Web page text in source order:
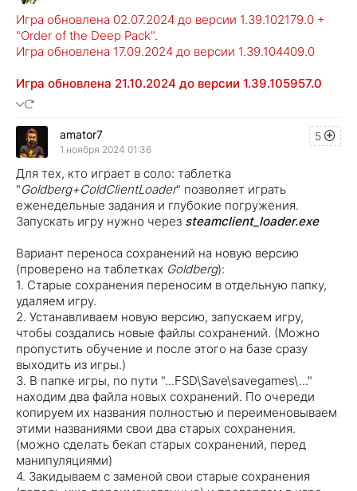
Игра обновлена 02.07.2024 до версии 1.39.102179.0 +
"Order of the Deep Pack".
Игра обновлена 17.09.2024 до версии 1.39.104409.0
Игра обновлена 21.10.2024 до версии 1.39.105957.0
5
amator7
1 ноября 2024 01:36
Для тех, кто играет в соло: таблетка
"Goldberg+ColdClientLoader" позволяет играть
еженедельные задания и глубокие погружения.
Запускать игру нужно через steamclient_loader.exe
Вариант переноса сохранений на новую версию
(проверено на таблетках Goldberg):
1. Старые сохранения переносим в отдельную папку,
удаляем игру.
2. Устанавливаем новую версию, запускаем игру,
чтобы создались новые файлы сохранений. (Можно
пропустить обучение и после этого на базе сразу
выходить из игры.)
3. В папке игры, по пути "...FSD\Save\savegames\..."
находим два файла новых сохранений. По очереди
копируем их названия полностью и переименовываем
этими названиями свои два старых сохранения.
(можно сделать бекап старых сохранений, перед
манипуляциями)
4. Закидываем с заменой свои старые сохранения